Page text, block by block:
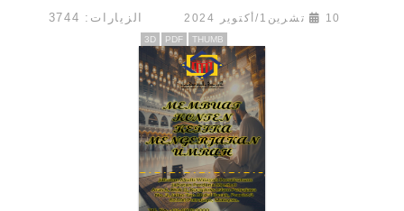
10 تشرين1/أكتوير 2024 الزيارات: 3744
3D PDF THUMB